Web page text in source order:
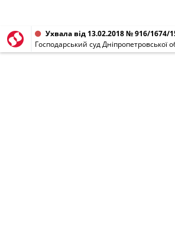
Ухвала від 13.02.2018 № 916/1674/
Господарський суд Дніпропетровської